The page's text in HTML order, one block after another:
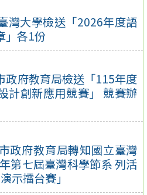
灣大學檢送「2026年度語
」各1份
政府教育局檢送「115年度
計創新應用競賽」 競賽辦
政府教育局轉知國立臺灣
第七屆臺灣科學節系 列活
示擂台賽」